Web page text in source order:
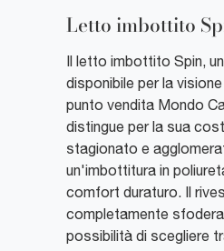
Letto imbottito
Il letto imbottito Spin,
disponibile per la
punto vendita Mondo
distingue per la sua
stagionato e
un'imbottitura in
comfort duraturo. Il
completamente
possibilità di scegliere